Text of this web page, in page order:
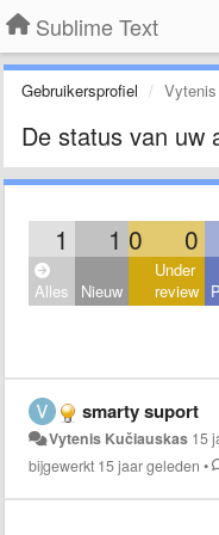
Sublime Text
Gebruikersprofiel
De status van uw
1 1 0 0
Alles Nieuw
Under
review
smarty suport
Vytenis Kučiauskas 15
bijgewerkt 15 jaar geleden •